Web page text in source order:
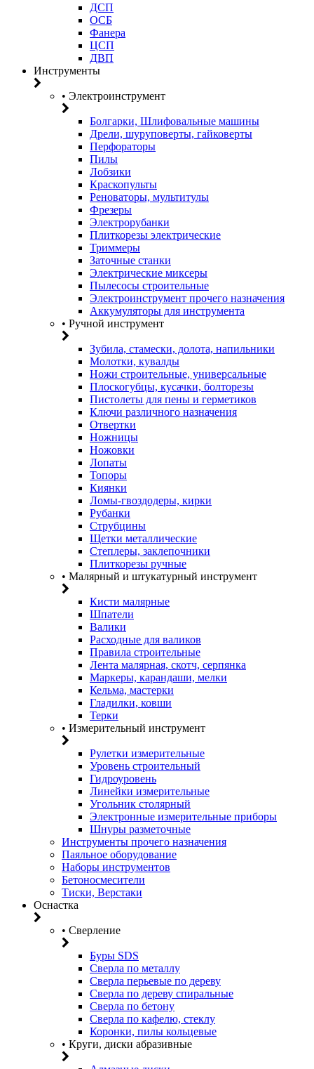
ДСП
ОСБ
Фанера
ЦСП
ДВП
Инструменты
• Электроинструмент
Болгарки, Шлифовальные машины
Дрели, шуруповерты, гайковерты
Перфораторы
Пилы
Лобзики
Краскопульты
Реноваторы, мультитулы
Фрезеры
Электрорубанки
Плиткорезы электрические
Триммеры
Заточные станки
Электрические миксеры
Пылесосы строительные
Электроинструмент прочего назначения
Аккумуляторы для инструмента
• Ручной инструмент
Зубила, стамески, долота, напильники
Молотки, кувалды
Ножи строительные, универсальные
Плоскогубцы, кусачки, болторезы
Пистолеты для пены и герметиков
Ключи различного назначения
Отвертки
Ножницы
Ножовки
Лопаты
Топоры
Киянки
Ломы-гвоздодеры, кирки
Рубанки
Струбцины
Щетки металлические
Степлеры, заклепочники
Плиткорезы ручные
• Малярный и штукатурный инструмент
Кисти малярные
Шпатели
Валики
Расходные для валиков
Правила строительные
Лента малярная, скотч, серпянка
Маркеры, карандаши, мелки
Кельма, мастерки
Гладилки, ковши
Терки
• Измерительный инструмент
Рулетки измерительные
Уровень строительный
Гидроуровень
Линейки измерительные
Угольник столярный
Электронные измерительные приборы
Шнуры разметочные
Инструменты прочего назначения
Паяльное оборудование
Наборы инструментов
Бетоносмесители
Тиски, Верстаки
Оснастка
• Сверление
Буры SDS
Сверла по металлу
Сверла перьевые по дереву
Сверла по дереву спиральные
Сверла по бетону
Сверла по кафелю, стеклу
Коронки, пилы кольцевые
• Круги, диски абразивные